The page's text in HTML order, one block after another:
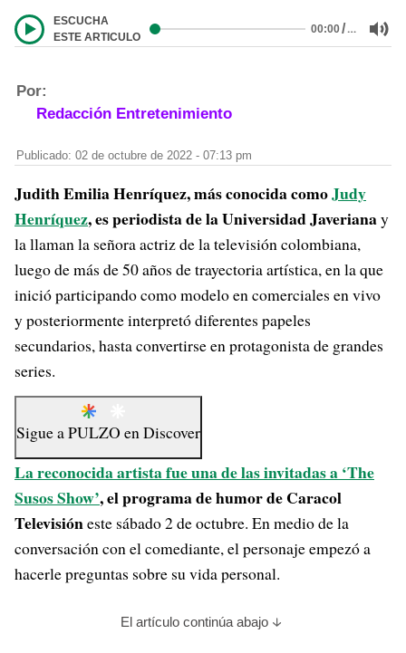
ESCUCHA
ESTE ARTICULO
00:00/…
Por:
Redacción Entretenimiento
Publicado: 02 de octubre de 2022 - 07:13 pm
Judith Emilia Henríquez, más conocida comoJudy
Henríquez, es periodista de la Universidad Javerianay
la llaman la señora actriz de la televisión colombiana,
luego de más de 50 años de trayectoria artística, en la que
inició participando como modelo en comerciales en vivo
y posteriormente interpretó diferentes papeles
secundarios, hasta convertirse en protagonista de grandes
series.
Sigue aPULZO enDiscover
La reconocida artistafue una de las invitadas a ‘The
Susos Show’, el programa de humor de Caracol
Televisióneste sábado 2 de octubre. En medio de la
conversación con el comediante, el personaje empezó a
hacerle preguntas sobre su vida personal.
El artículo continúa abajo